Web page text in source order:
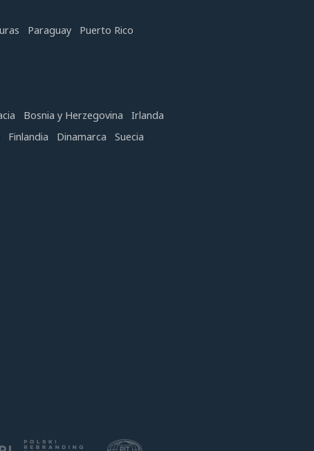
Paraguay
Puerto Rico
Bosnia y Herzegovina
Irlanda
Finlandia Dinamarca
Suecia